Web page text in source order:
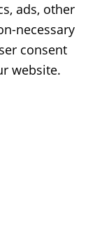
ads, other
necessary
consent
website.